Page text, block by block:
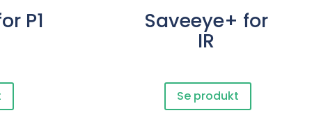
P1 Saveeye+ for
IR
Se produkt